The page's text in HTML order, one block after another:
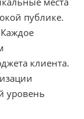
публике.
Каждое
клиента.
уровень